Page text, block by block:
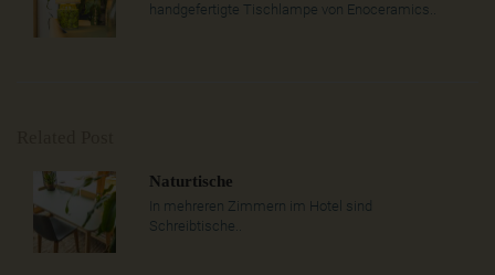
handgefertigte Tischlampe von Enoceramics..
Naturtische
In mehreren Zimmern im Hotel sind
Schreibtische..